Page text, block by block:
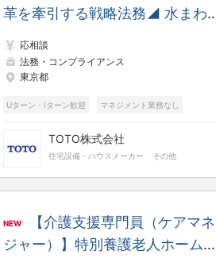
内部監査・内部統制
革を牽引する戦略法務◢ 水まわ
るプライム上場企業
応相談
法務・コンプライアンス
東京都
Uターン・Iターン歓迎 マネジメント業務なし
TOTO株式会社
住宅設備・ハウスメーカー その他
NEW
【介護支援専門員（ケアマネ
ジャー）】特別養護老人ホームで